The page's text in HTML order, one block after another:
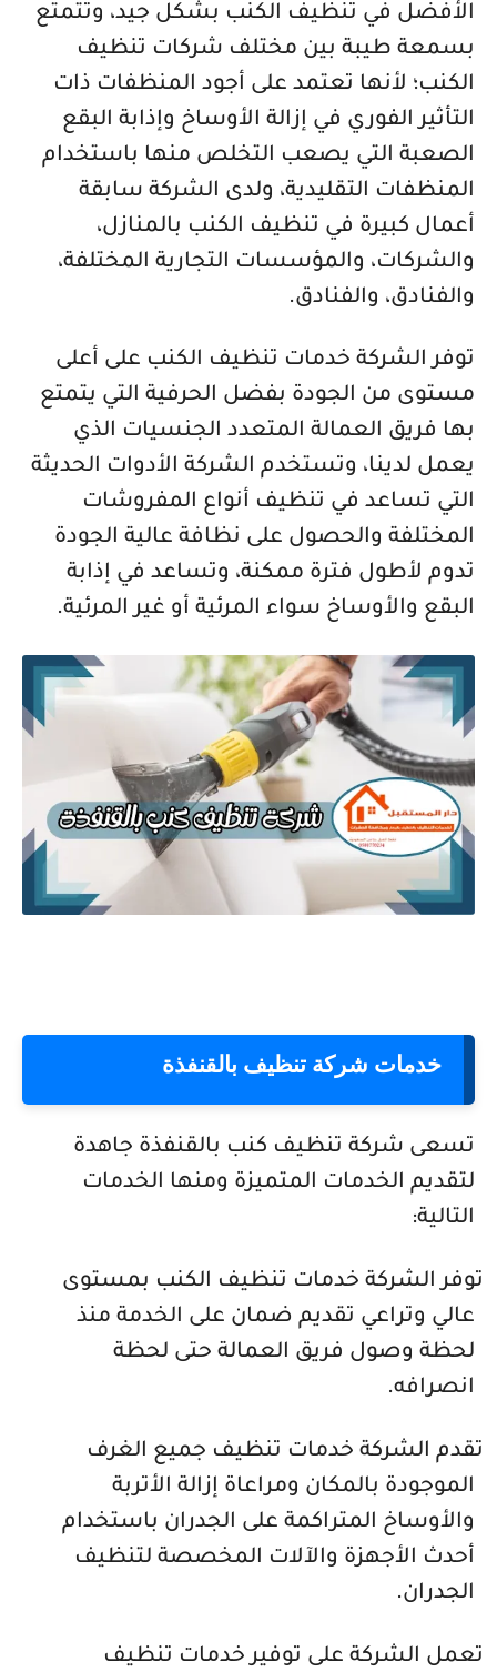
الأفضل في تنظيف الكنب بشكل جيد، وتتمتع
بسمعة طيبة بين مختلف شركات تنظيف
الكنب؛ لأنها تعتمد على أجود المنظفات ذات
التأثير الفوري في إزالة الأوساخ وإذابة البقع
الصعبة التي يصعب التخلص منها باستخدام
المنظفات التقليدية، ولدى الشركة سابقة
أعمال كبيرة في تنظيف الكنب بالمنازل،
والشركات، والمؤسسات التجارية المختلفة،
والفنادق، والفنادق.
توفر الشركة خدمات تنظيف الكنب على أعلى
مستوى من الجودة بفضل الحرفية التي يتمتع
بها فريق العمالة المتعدد الجنسيات الذي
يعمل لدينا، وتستخدم الشركة الأدوات الحديثة
التي تساعد في تنظيف أنواع المفروشات
المختلفة والحصول على نظافة عالية الجودة
تدوم لأطول فترة ممكنة، وتساعد في إذابة
البقع والأوساخ سواء المرئية أو غير المرئية.
خدمات شركة تنظيف بالقنفذة
تسعى شركة تنظيف كنب بالقنفذة جاهدة
لتقديم الخدمات المتميزة ومنها الخدمات
التالية:
توفر الشركة خدمات تنظيف الكنب بمستوى
عالي وتراعي تقديم ضمان على الخدمة منذ
لحظة وصول فريق العمالة حتى لحظة
انصرافه.
تقدم الشركة خدمات تنظيف جميع الغرف
الموجودة بالمكان ومراعاة إزالة الأتربة
والأوساخ المتراكمة على الجدران باستخدام
أحدث الأجهزة والآلات المخصصة لتنظيف
الجدران.
تعمل الشركة على توفير خدمات تنظيف